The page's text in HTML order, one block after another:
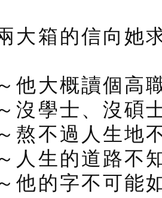
大箱的信向她
他大概讀個高
沒學士、沒碩
熬不過人生地
人生的道路不
他的字不可能